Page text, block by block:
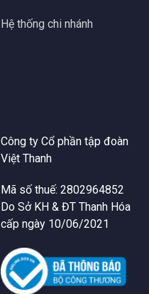
Hệ thống chi nhánh
Công ty Cổ phần tập đoàn
Việt Thanh
Mã số thuế: 2802964852
Do Sở KH & ĐT Thanh Hóa
cấp ngày 10/06/2021